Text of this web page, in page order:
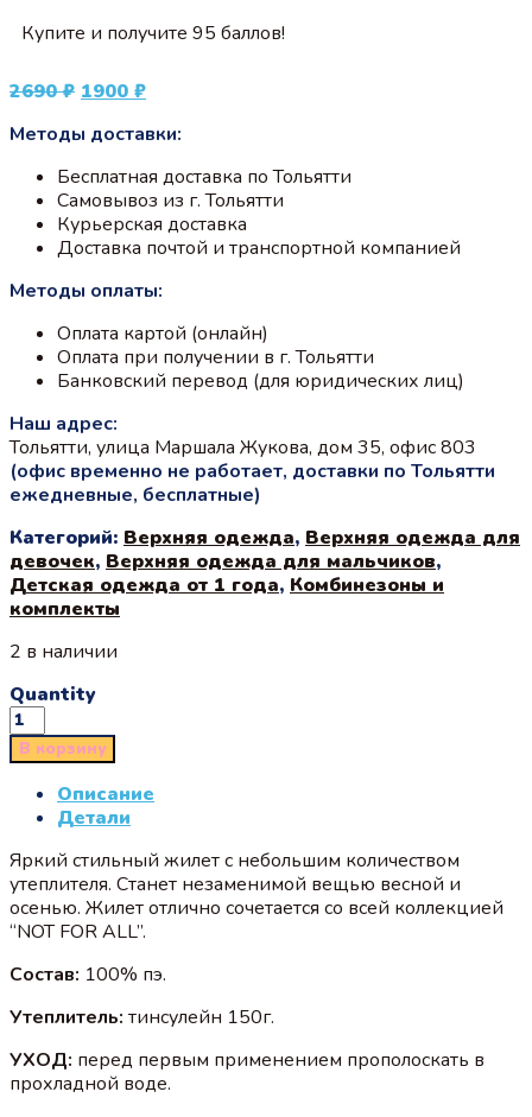
Купите и получите 95 баллов!
2690₽ Первоначальная
составляла
1900 ₽Текущая
1900 ₽.
Методы доставки:
Бесплатная доставка по Тольятти
Самовывоз из г. Тольятти
Курьерская доставка
Доставка почтой и транспортной компанией
Методы оплаты:
Оплата картой (онлайн)
Оплата при получении в г. Тольятти
Банковский перевод (для юридических лиц)
Наш адрес:
Тольятти, улица Маршала Жукова, дом 35, офис 803
(офис временно не работает, доставки по Тольятти
ежедневные, бесплатные)
Категорий: Верхняя одежда, Верхняя одежда для
девочек, Верхняя одежда для мальчиков,
Детская одежда от 1 года, Комбинезоны и
комплекты
2 в наличии
Quantity
В корзину
Описание
Детали
Яркий стильный жилет с небольшим количеством
утеплителя. Станет незаменимой вещью весной и
осенью. Жилет отлично сочетается со всей коллекцией
“NOT FOR ALL”.
Состав: 100% пэ.
Утеплитель: тинсулейн 150г.
УХОД: перед первым применением прополоскать в
прохладной воде.